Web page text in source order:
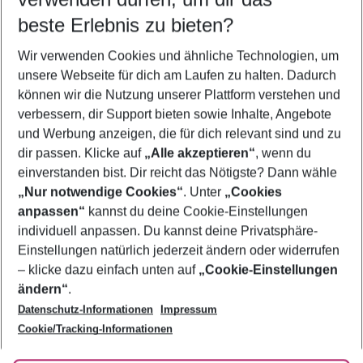
5-8 Nächte
2 Erwachsene Keine Kinder
Mehr Filter anzeigen
Footer
Footer navigation
Über uns
AGB
Bestpreisgarantie
Cookie-Einstellungen ändern
Cookie-Richtlinie
Agenturbetreuung
Barrierefreies Reisen
Folge uns
beste Erlebnis zu bieten?
Wir verwenden Cookies und ähnliche Technologien, um
unsere Webseite für dich am Laufen zu halten. Dadurch
können wir die Nutzung unserer Plattform verstehen und
verbessern, dir Support bieten sowie Inhalte, Angebote
und Werbung anzeigen, die für dich relevant sind und zu
dir passen. Klicke auf „Alle akzeptieren“, wenn du
einverstanden bist. Dir reicht das Nötigste? Dann wähle
„Nur notwendige Cookies“. Unter „Cookies
anpassen“ kannst du deine Cookie-Einstellungen
individuell anpassen. Du kannst deine Privatsphäre-
Einstellungen natürlich jederzeit ändern oder widerrufen
– klicke dazu einfach unten auf „Cookie-Einstellungen
ändern“.
Datenschutz-Informationen
Impressum
Cookie/Tracking-Informationen